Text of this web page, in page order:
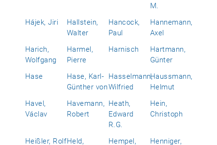
M.
Hájek, Jiri
Hallstein,
Walter
Hancock,
Paul
Hannemann,
Axel
Harich,
Wolfgang
Harmel,
Pierre
Harnisch
Hartmann,
Günter
Hase
Hase, Karl-
Günther von
Hasselmann,
Wilfried
Haussmann,
Helmut
Havel,
Václav
Havemann,
Robert
Heath,
Edward
R.G.
Hein,
Christoph
Heißler, RolfHeld,
Hempel,
Henniger,